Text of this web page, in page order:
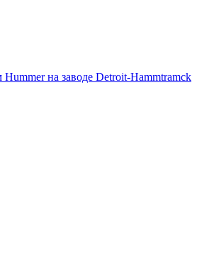
на заводе Detroit-Hammtramck